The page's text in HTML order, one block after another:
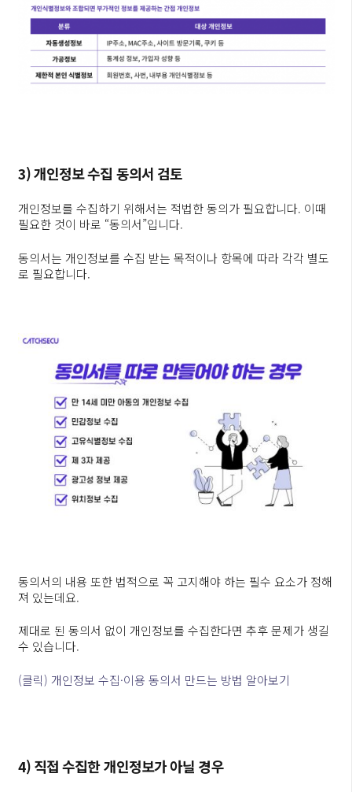
3) 개인정보 수집 동의서 검토
개인정보를 수집하기 위해서는 적법한 동의가 필요합니다. 이때
필요한 것이 바로 “동의서”입니다.
동의서는 개인정보를 수집 받는 목적이나 항목에 따라 각각 별도
로 필요합니다.
동의서의 내용 또한 법적으로 꼭 고지해야 하는 필수 요소가 정해
져 있는데요.
제대로 된 동의서 없이 개인정보를 수집한다면 추후 문제가 생길
수 있습니다.
(클릭) 개인정보 수집·이용 동의서 만드는 방법 알아보기
4) 직접 수집한 개인정보가 아닐 경우